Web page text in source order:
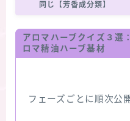
同じ【芳香成分類】
アロマハーブクイズ３選
ロマ精油ハーブ基材
フェーズごとに順次公